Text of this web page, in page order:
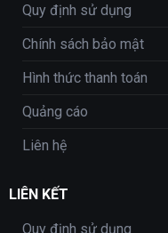
Quy định sử dụng
Chính sách bảo mật
Hình thức thanh toán
Quảng cáo
Liên hệ
LIÊN KẾT
Quy định sử dụng